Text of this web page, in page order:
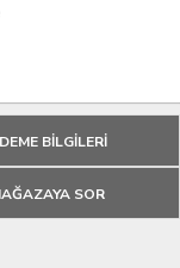
BİLGİLERİ
SOR